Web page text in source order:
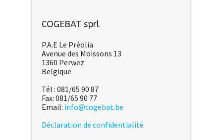
COGEBAT sprl
P.A.E Le Préolia
Avenue des Moissons 13
1360 Perwez
Belgique
Tél : 081/65 90 87
Fax: 081/65 90 77
Email: info@cogebat.be
Déclaration de confidentialité